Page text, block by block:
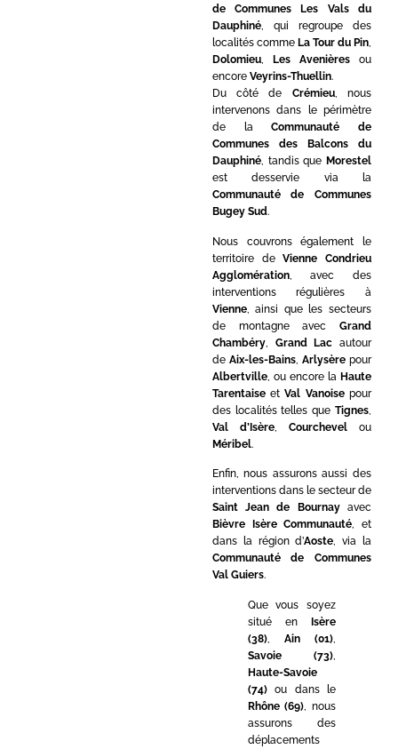
de Communes Les Vals du
Dauphiné, qui regroupe des
localités comme La Tour du Pin,
Dolomieu, Les Avenièresou
encore Veyrins-Thuellin.
Du côté de Crémieu, nous
intervenons dans le périmètre
de laCommunauté de
Communes des Balcons du
Dauphiné, tandis que Morestel
est desservie via la
Communauté de Communes
Bugey Sud.
Nous couvrons également le
territoire deVienne Condrieu
Agglomération, avec des
interventions régulières à
Vienne, ainsi que les secteurs
de montagne avec Grand
Chambéry, Grand Lac autour
de Aix-les-Bains, Arlysèrepour
Albertville, ou encore la Haute
TarentaiseetVal Vanoisepour
des localités telles que Tignes
Val d’Isère, Courchevelou
Méribel.
Enfin, nous assurons aussi des
interventions dans le secteur de
Saint Jean de Bournayavec
Bièvre Isère Communauté, et
dans la région d’Aoste, via la
Communauté de Communes
Val Guiers.
Que vous soyez
situé en Isère
(38), Ain (01)
Savoie (73)
Haute-Savoie
(74)ou dans le
Rhône (69) , nous
assurons des
déplacements